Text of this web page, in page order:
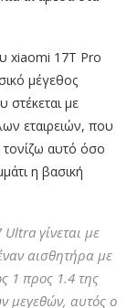
xiaomi 17T Pro
μέγεθος
στέκεται με
εταιρειών, που
αυτό όσο
η βασική
γίνεται με
αισθητήρα με
1 προς 1.4 της
μεγεθών, αυτός ο